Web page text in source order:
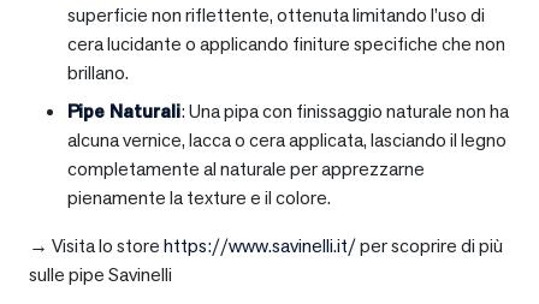
superficie non riflettente, ottenuta limitando l’uso di
cera lucidante o applicando finiture specifiche che non
brillano.
Pipe Naturali: Una pipa con finissaggio naturale non ha
alcuna vernice, lacca o cera applicata, lasciando il legno
completamente al naturale per apprezzarne
pienamente la texture e il colore.
→ Visita lo storehttps://www.savinelli.it/per scoprire di più
sulle pipe Savinelli